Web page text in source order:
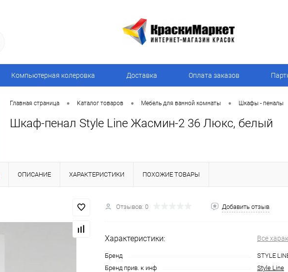
Компьютерная колеровка Доставка Оплата заказов
Главная страница • Каталог товаров • Мебель для ванной комнаты • Шкафы - пеналы
Шкаф-пенал Style Line Жасмин-2 36 Люкс, белый
ОПИСАНИЕ ХАРАКТЕРИСТИКИ ПОХОЖИЕ ТОВАРЫ
Отзывов: 0 Добавить отзыв
Характеристики: Все
Бренд
STYLE
Бренд прив. к инф
Style Line